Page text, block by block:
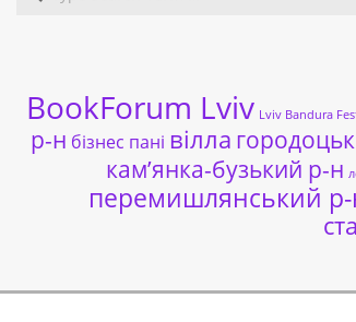
BookForum Lviv Lviv Bandura
р-н бізнес пані вілла
кам’янка-бузький р-н
перемишлянський